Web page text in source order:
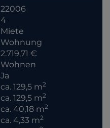
22006
4
Miete
Wohnung
2.719,71 €
Wohnen
Ja
ca. 129,5 m2
ca. 129,5 m2
ca. 40,18 m2
ca. 4,33 m2